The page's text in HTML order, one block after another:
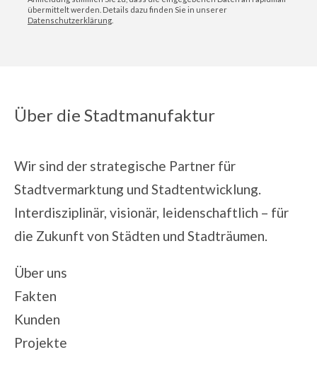
übermittelt werden. Details dazu finden Sie in unserer
Datenschutzerklärung.
Über die Stadtmanufaktur
Wir sind der strategische Partner für
Stadtvermarktung und Stadtentwicklung.
Interdisziplinär, visionär, leidenschaftlich – für
die Zukunft von Städten und Stadträumen.
Über uns
Fakten
Kunden
Projekte